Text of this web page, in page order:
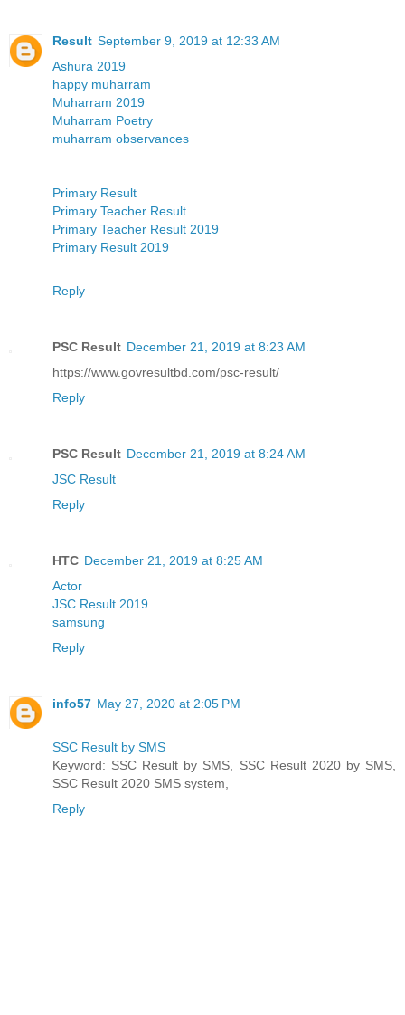
Result September 9, 2019 at 12:33 AM
Ashura 2019
happy muharram
Muharram 2019
Muharram Poetry
muharram observances
Primary Result
Primary Teacher Result
Primary Teacher Result 2019
Primary Result 2019
Reply
PSC Result December 21, 2019 at 8:23 AM
https://www.govresultbd.com/psc-result/
Reply
PSC Result December 21, 2019 at 8:24 AM
JSC Result
Reply
HTC December 21, 2019 at 8:25 AM
Actor
JSC Result 2019
samsung
Reply
info57 May 27, 2020 at 2:05 PM
SSC Result by SMS
Keyword: SSC Result by SMS, SSC Result 2020 by SMS,
SSC Result 2020 SMS system,
Reply